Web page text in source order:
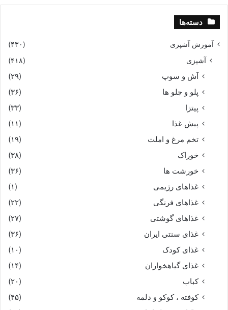
دسته‌ها
آموزش آشپزی (۴۳۰)
آشپزی (۴۱۸)
آش و سوپ
(۲۹)
پلو و چلو ها
(۳۶)
پیتزا
(۳۳)
پیش غذا
(۱۱)
تخم مرغ و املت
(۱۹)
خوراک
(۳۸)
خورشت ها
(۳۶)
غذاهای رژیمی
(۱)
غذاهای فرنگی
(۲۲)
غذاهای گوشتی
(۲۷)
غذای سنتی ایران
(۳۶)
غذای کودک
(۱۰)
غذای گیاهخواران
(۱۴)
کباب
(۲۰)
کوفته ، کوکو و دلمه
(۴۵)